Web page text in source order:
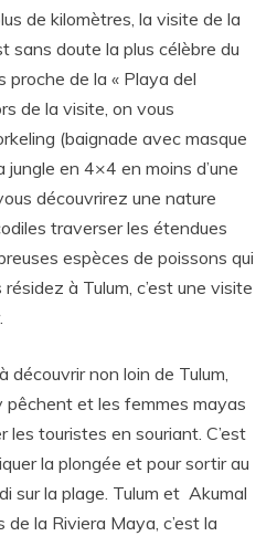
de kilomètres, la visite de la
sans doute la plus célèbre du
proche de la « Playa del
de la visite, on vous
(baignade avec masque
en 4×4 en moins d’une
découvrirez une nature
traverser les étendues
espèces de poissons qui
à Tulum, c’est une visite
découvrir non loin de Tulum,
pêchent et les femmes mayas
touristes en souriant. C’est
la plongée et pour sortir au
sur la plage. Tulum et Akumal
la Riviera Maya, c’est la